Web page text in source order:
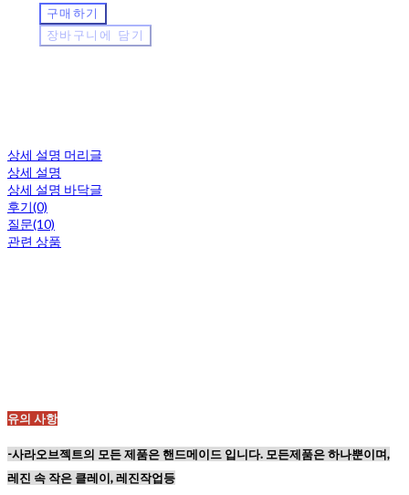
구매하기
장바구니에 담기
상세 설명 머리글
상세 설명
상세 설명 바닥글
후기(0)
질문(10)
관련 상품
유의 사항
-사라오브젝트의 모든 제품은 핸드메이드 입니다. 모든제품은 하나뿐이며,
레진 속 작은 클레이, 레진작업등